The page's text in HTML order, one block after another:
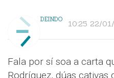
DEINDO 10:25 22/
Fala por sí soa a carta
Rodríguez, dúas cativas